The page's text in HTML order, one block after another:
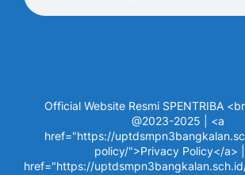
Official Website Resmi SPENTRIBA
@2023-2025 | <a
href="https://
policy/">Privacy Policy</a>
href="https://